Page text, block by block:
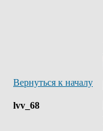
Вернуться к началу
lvv_68